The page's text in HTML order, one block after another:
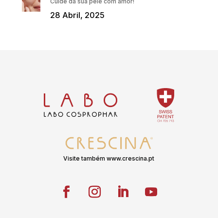
28 Abril, 2025
Visite também www.crescina.pt